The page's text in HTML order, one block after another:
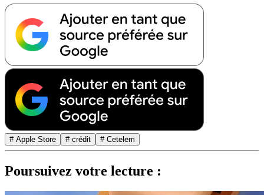
# Apple Store # crédit # Cetelem
Poursuivez votre lecture :